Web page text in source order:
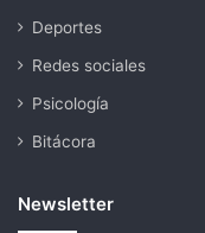
Deportes
Redes sociales
Psicología
Bitácora
Newsletter